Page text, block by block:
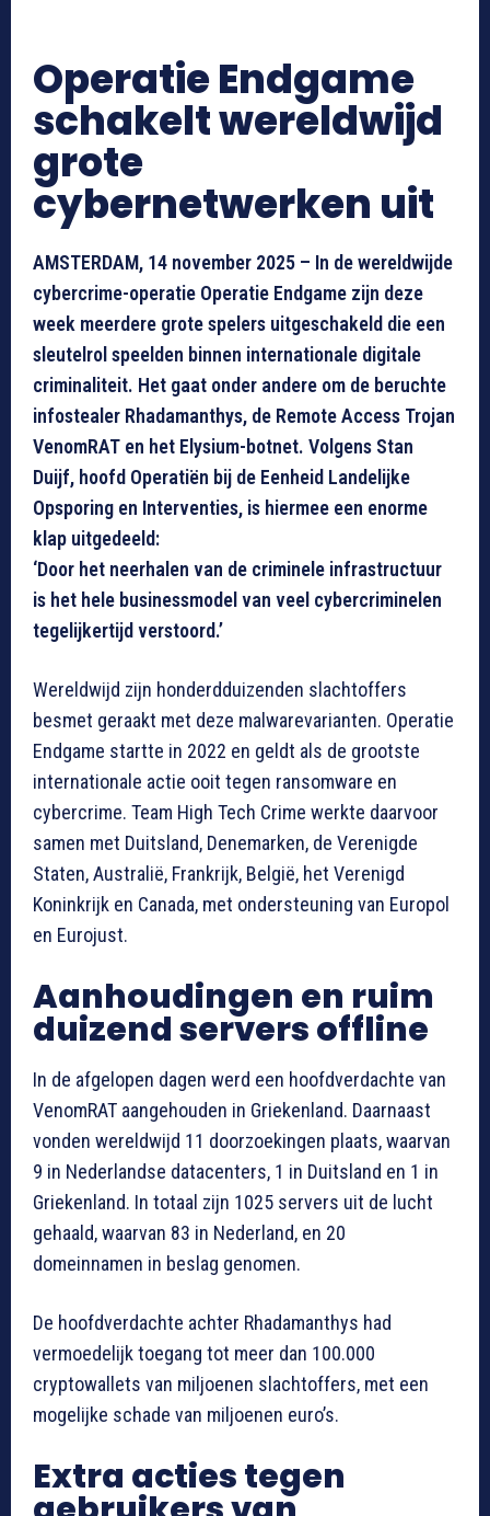
Operatie Endgame
schakelt wereldwijd
grote
cybernetwerken uit
AMSTERDAM, 14 november 2025 – In de wereldwijde
cybercrime-operatie Operatie Endgame zijn deze
week meerdere grote spelers uitgeschakeld die een
sleutelrol speelden binnen internationale digitale
criminaliteit. Het gaat onder andere om de beruchte
infostealer Rhadamanthys, de Remote Access Trojan
VenomRAT en het Elysium-botnet. Volgens Stan
Duijf, hoofd Operatiën bij de Eenheid Landelijke
Opsporing en Interventies, is hiermee een enorme
klap uitgedeeld:
‘Door het neerhalen van de criminele infrastructuur
is het hele businessmodel van veel cybercriminelen
tegelijkertijd verstoord.’
Wereldwijd zijn honderdduizenden slachtoffers
besmet geraakt met deze malwarevarianten. Operatie
Endgame startte in 2022 en geldt als de grootste
internationale actie ooit tegen ransomware en
cybercrime. Team High Tech Crime werkte daarvoor
samen met Duitsland, Denemarken, de Verenigde
Staten, Australië, Frankrijk, België, het Verenigd
Koninkrijk en Canada, met ondersteuning van Europol
en Eurojust.
Aanhoudingen en ruim
duizend servers offline
In de afgelopen dagen werd een hoofdverdachte van
VenomRAT aangehouden in Griekenland. Daarnaast
vonden wereldwijd 11 doorzoekingen plaats, waarvan
9 in Nederlandse datacenters, 1 in Duitsland en 1 in
Griekenland. In totaal zijn 1025 servers uit de lucht
gehaald, waarvan 83 in Nederland, en 20
domeinnamen in beslag genomen.
De hoofdverdachte achter Rhadamanthys had
vermoedelijk toegang tot meer dan 100.000
cryptowallets van miljoenen slachtoffers, met een
mogelijke schade van miljoenen euro’s.
Extra acties tegen